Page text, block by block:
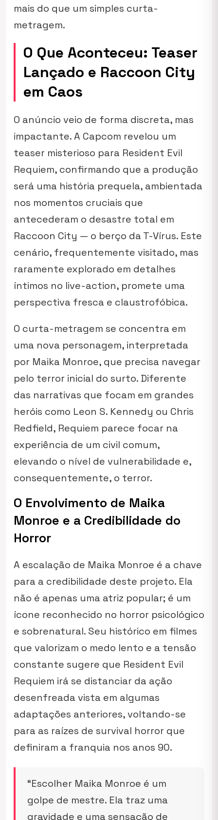
mais do que um simples curta-
metragem.
O Que Aconteceu: Teaser
Lançado e Raccoon City
em Caos
O anúncio veio de forma discreta, mas
impactante. A Capcom revelou um
teaser misterioso para Resident Evil
Requiem, confirmando que a produção
será uma história prequela, ambientada
nos momentos cruciais que
antecederam o desastre total em
Raccoon City — o berço da T-Vírus. Este
cenário, frequentemente visitado, mas
raramente explorado em detalhes
íntimos no live-action, promete uma
perspectiva fresca e claustrofóbica.
O curta-metragem se concentra em
uma nova personagem, interpretada
por Maika Monroe, que precisa navegar
pelo terror inicial do surto. Diferente
das narrativas que focam em grandes
heróis como Leon S. Kennedy ou Chris
Redfield, Requiem parece focar na
experiência de um civil comum,
elevando o nível de vulnerabilidade e,
consequentemente, o terror.
O Envolvimento de Maika
Monroe e a Credibilidade do
Horror
A escalação de Maika Monroe é a chave
para a credibilidade deste projeto. Ela
não é apenas uma atriz popular; é um
ícone reconhecido no horror psicológico
e sobrenatural. Seu histórico em filmes
que valorizam o medo lento e a tensão
constante sugere que Resident Evil
Requiem irá se distanciar da ação
desenfreada vista em algumas
adaptações anteriores, voltando-se
para as raízes de survival horror que
definiram a franquia nos anos 90.
“Escolher Maika Monroe é um
golpe de mestre. Ela traz uma
gravidade e uma sensação de